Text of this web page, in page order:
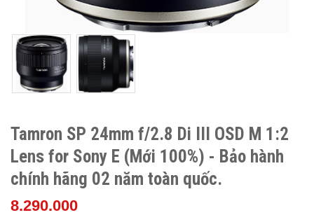
Tamron SP 24mm f/2.8 Di III OSD M 1:2
Lens for Sony E (Mới 100%) - Bảo hành
chính hãng 02 năm toàn quốc.
8.290.000